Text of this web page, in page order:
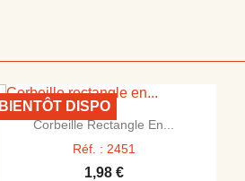
 Aperçu rapide
Corbeille Rectangle En...
Réf. : 2451
1,98 €
BIENTÔT DISPO